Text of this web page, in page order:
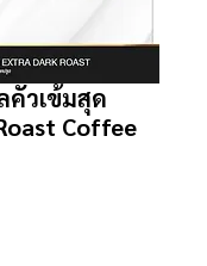
วเข้มสุด
Coffee